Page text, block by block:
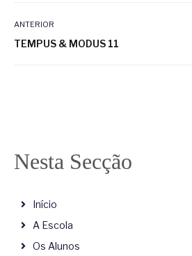
ANTERIOR
TEMPUS & MODUS 11
Nesta Secção
Início
A Escola
Os Alunos